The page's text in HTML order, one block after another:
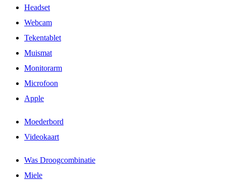
Headset
Webcam
Tekentablet
Muismat
Monitorarm
Microfoon
Apple
Moederbord
Videokaart
Was Droogcombinatie
Miele